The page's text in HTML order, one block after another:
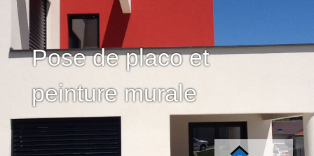
Pose de placo et
peinture murale